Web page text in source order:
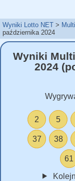
Wyniki Lotto NET
października 2024
Wyniki
2024
2 5
37 38
61